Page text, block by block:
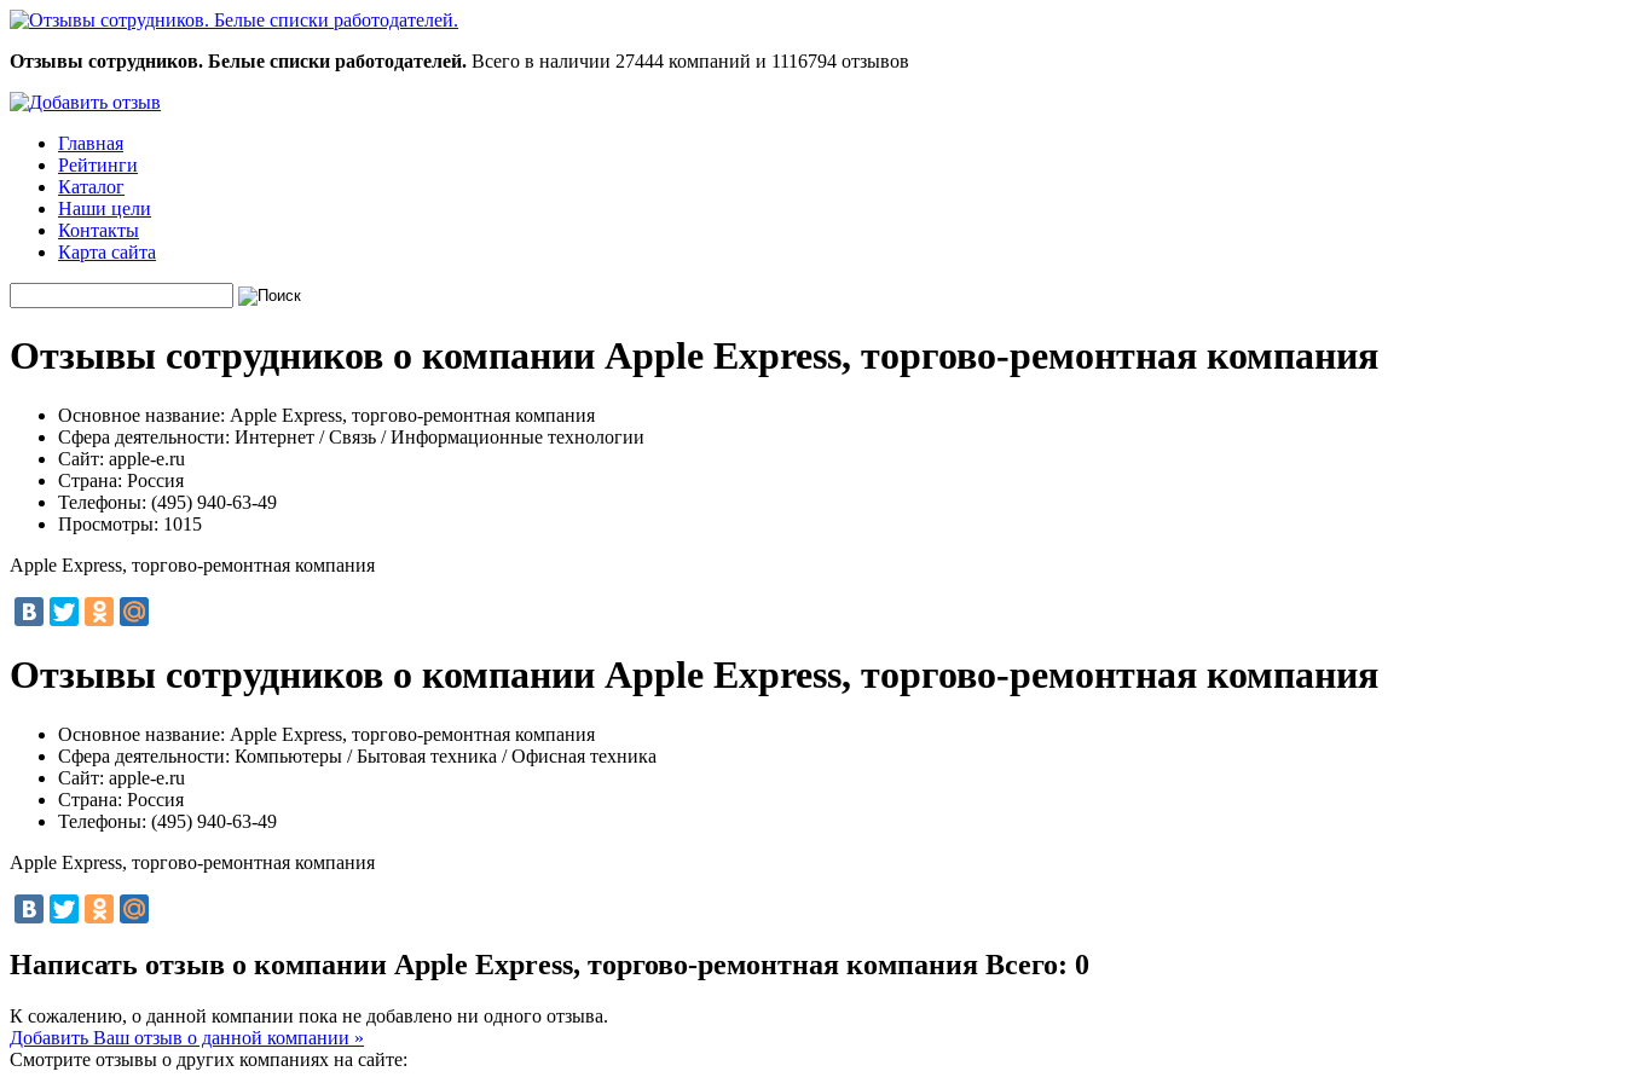
Отзывы сотрудников. Белые списки работодателей. Всего в наличии 27444 компаний и 1116794 отзывов
Главная
Рейтинги
Каталог
Наши цели
Контакты
Карта сайта
Отзывы сотрудников о компании Apple Express, торгово-ремонтная компания
Основное название: Apple Express, торгово-ремонтная компания
Сфера деятельности: Интернет / Связь / Информационные технологии
Сайт: apple-e.ru
Страна: Россия
Телефоны: (495) 940-63-49
Просмотры: 1015
Apple Express, торгово-ремонтная компания
Отзывы сотрудников о компании Apple Express, торгово-ремонтная компания
Основное название: Apple Express, торгово-ремонтная компания
Сфера деятельности: Компьютеры / Бытовая техника / Офисная техника
Сайт: apple-e.ru
Страна: Россия
Телефоны: (495) 940-63-49
Apple Express, торгово-ремонтная компания
Написать отзыв о компании Apple Express, торгово-ремонтная компания Всего: 0
К сожалению, о данной компании пока не добавлено ни одного отзыва.
Добавить Ваш отзыв о данной компании »
Смотрите отзывы о других компаниях на сайте: